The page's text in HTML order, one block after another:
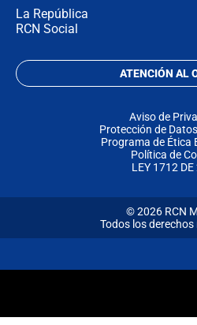
La República
RCN Social
ATENCIÓN AL
Aviso de
Protección de
Programa de Ética
Política de
LEY 1712
© 2026 RCN
Todos los